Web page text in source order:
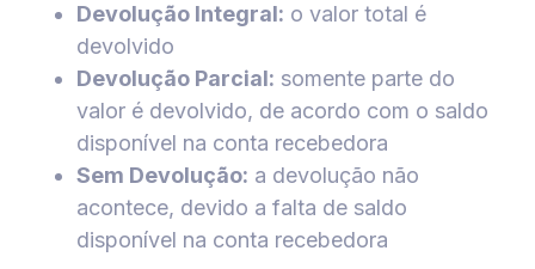
Devolução Integral: o valor total é
devolvido
Devolução Parcial: somente parte do
valor é devolvido, de acordo com o saldo
disponível na conta recebedora
Sem Devolução: a devolução não
acontece, devido a falta de saldo
disponível na conta recebedora